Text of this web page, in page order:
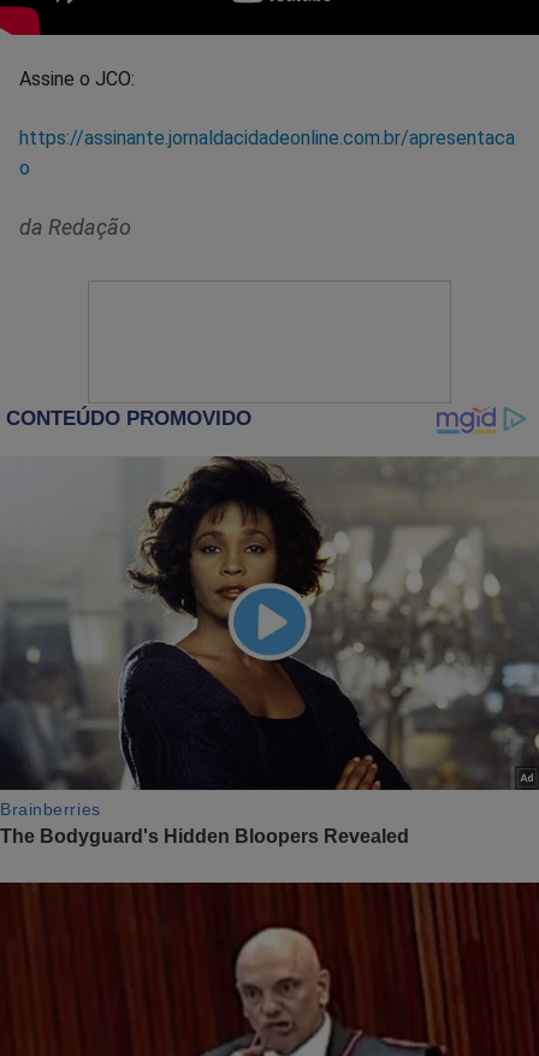
Assine o JCO:
https://assinante.jornaldacidadeonline.com.br/apresentaca
o
da Redação